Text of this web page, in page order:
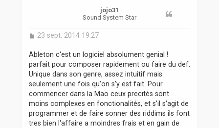
jojo31
Sound System Star
M
s
a
g
e
23 sept. 2014 19:27
Ableton c'est un logiciel absolument genial !
parfait pour composer rapidement ou faire du def.
Unique dans son genre, assez intuitif mais
seulement une fois qu'on s'y est fait. Pour
commencer dans la Mao ceux precités sont
moins complexes en fonctionalités, et s'il s'agit de
programmer et de faire sonner des riddims ils font
tres bien l'affaire a moindres frais et en gain de